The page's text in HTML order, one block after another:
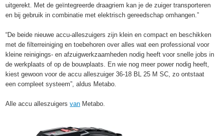
uitgerekt. Met de geïntegreerde draagriem kan je de zuiger transporteren
en bij gebruik in combinatie met elektrisch gereedschap omhangen.”
“De beide nieuwe accu-alleszuigers zijn klein en compact en beschikken
met de filterreiniging en toebehoren over alles wat een professional voor
kleine reinigings- en afzuigwerkzaamheden nodig heeft voor snelle jobs in
de werkplaats of op de bouwplaats. En wie nog meer power nodig heeft,
kiest gewoon voor de accu alleszuiger 36-18 BL 25 M SC, zo ontstaat
een compleet systeem”, aldus Metabo.
Alle accu alleszuigersvan Metabo.